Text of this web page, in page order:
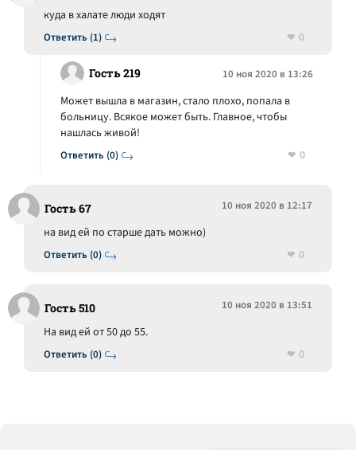
Ответить (1)
куда в халате люди ходят
0
Гость 219 10 ноя 2020 в 13:26
Ответить (0)
Может вышла в магазин, стало плохо, попала в
больницу. Всякое может быть. Главное, чтобы
нашлась живой!
0
Гость 67 10 ноя 2020 в 12:17
Ответить (0)
на вид ей по старше дать можно)
0
Гость 510 10 ноя 2020 в 13:51
Ответить (0)
На вид ей от 50 до 55.
0